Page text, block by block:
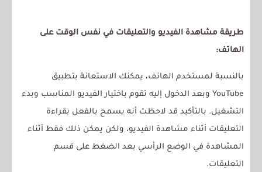
طريقة مشاهدة الفيديو والتعليقات في نفس الوقت على
الهاتف:
بالنسبة لمستخدم الهاتف، يمكنك الاستعانة بتطبيق
YouTube وبعد الدخول إليه تقوم باختيار الفيديو المناسب وبدء
التشغيل. بالتأكيد قد لاحظت أنه يسمح بالفعل بقراءة
التعليقات أثناء مشاهدة الفيديو، ولكن يمكن ذلك فقط أثناء
المشاهدة في الوضع الرأسي بعد الضغط على قسم
التعليقات.